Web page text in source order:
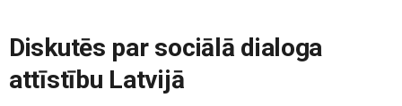
Diskutēs par sociālā dialoga
attīstību Latvijā